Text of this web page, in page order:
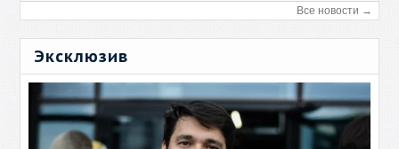
Все новости →
Эксклюзив